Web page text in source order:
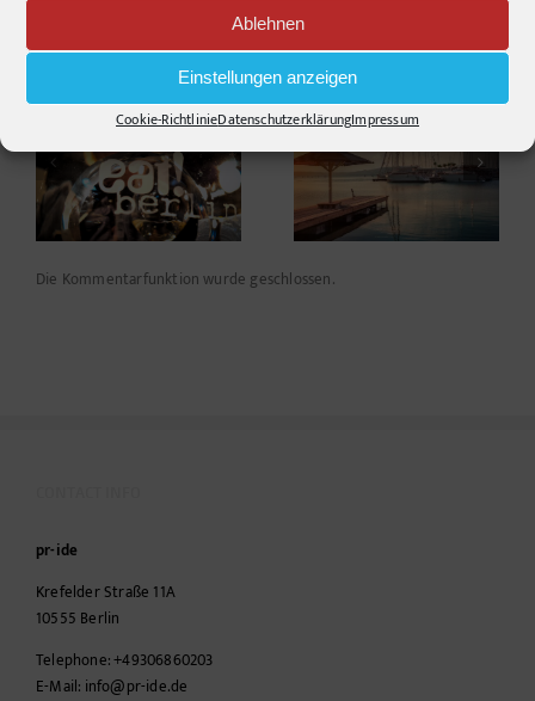
Ablehnen
Einstellungen anzeigen
Cookie-RichtlinieDatenschutzerklärungImpressum
Ähnliche Beiträge
Spreegebrabbel #7
Tourismus PR fängt
vor der Haustür an!
Die Kommentarfunktion wurde geschlossen.
pr-ide
Krefelder Straße 11A
10555 Berlin
Telephone:+49306860203
E-Mail: info@pr-ide.de